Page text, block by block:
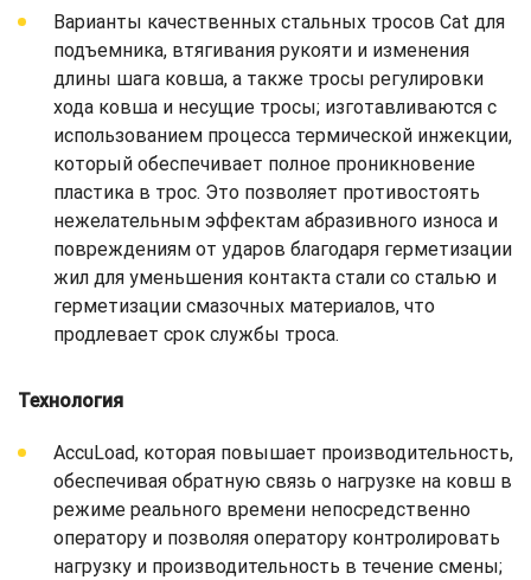
Варианты качественных стальных тросов Cat для
подъемника, втягивания рукояти и изменения
длины шага ковша, а также тросы регулировки
хода ковша и несущие тросы; изготавливаются с
использованием процесса термической инжекции,
который обеспечивает полное проникновение
пластика в трос. Это позволяет противостоять
нежелательным эффектам абразивного износа и
повреждениям от ударов благодаря герметизации
жил для уменьшения контакта стали со сталью и
герметизации смазочных материалов, что
продлевает срок службы троса.
Технология
AccuLoad, которая повышает производительность,
обеспечивая обратную связь о нагрузке на ковш в
режиме реального времени непосредственно
оператору и позволяя оператору контролировать
нагрузку и производительность в течение смены;